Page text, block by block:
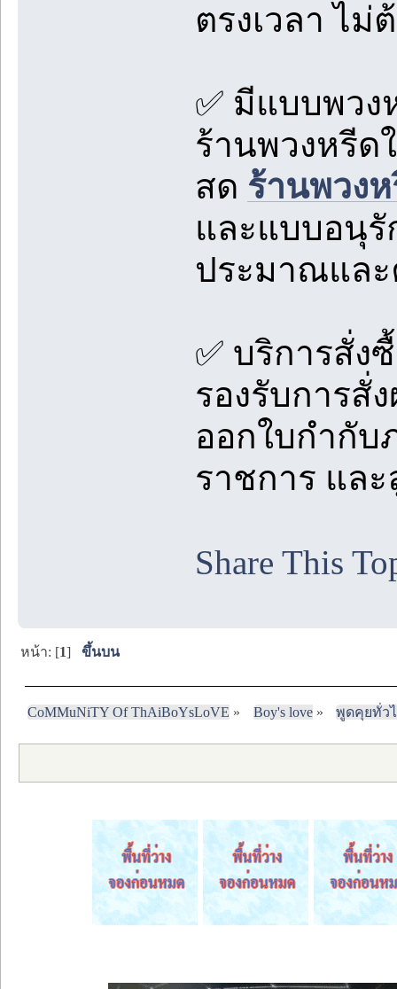
ตรงเวลา ไม่
✅ มีแบบพวง
ร้านพวงหรีด
สด ร้านพวง
และแบบอนุรั
ประมาณและ
✅ บริการสั่ง
รองรับการสั่
ออกใบกำกับ
ราชการ แล
Share This
หน้า: [1]ขึ้นบน
CoMMuNiTY Of ThAiBoYsLoVE » Boy's love» พูดคุยทั่ว